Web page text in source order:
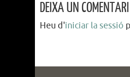
DEIXA UN COMENTARI
Heu d'iniciar la sessió